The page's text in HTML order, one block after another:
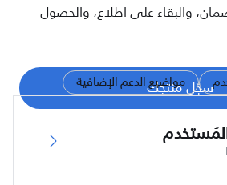
والبقاء على اطلاع، والحصول
سجّل منتجك
مواضيع الدعم الإضافية